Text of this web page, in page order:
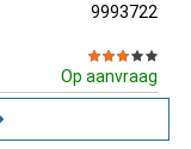
9993722
Op aanvraag